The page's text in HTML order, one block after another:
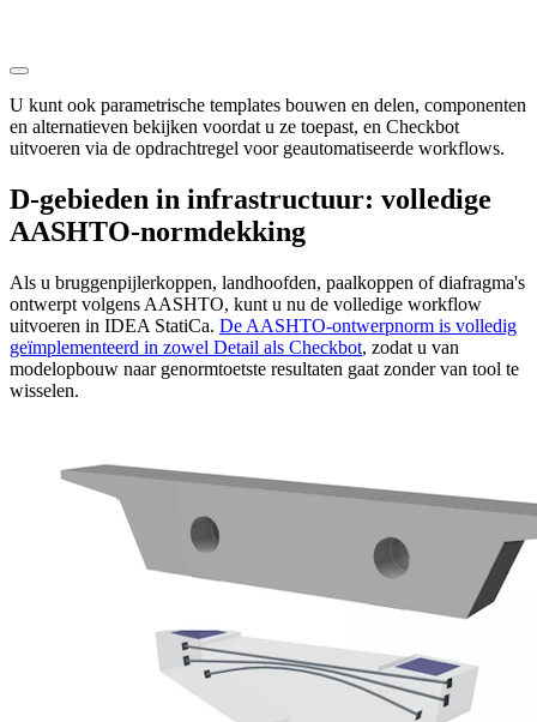
U kunt ook parametrische templates bouwen en delen, componenten
en alternatieven bekijken voordat u ze toepast, en Checkbot
uitvoeren via de opdrachtregel voor geautomatiseerde workflows.
D-gebieden in infrastructuur: volledige
AASHTO-normdekking
Als u bruggenpijlerkoppen, landhoofden, paalkoppen of diafragma's
ontwerpt volgens AASHTO, kunt u nu de volledige workflow
uitvoeren in IDEA StatiCa. De AASHTO-ontwerpnorm is volledig
geïmplementeerd in zowel Detail als Checkbot, zodat u van
modelopbouw naar genormtoetste resultaten gaat zonder van tool te
wisselen.